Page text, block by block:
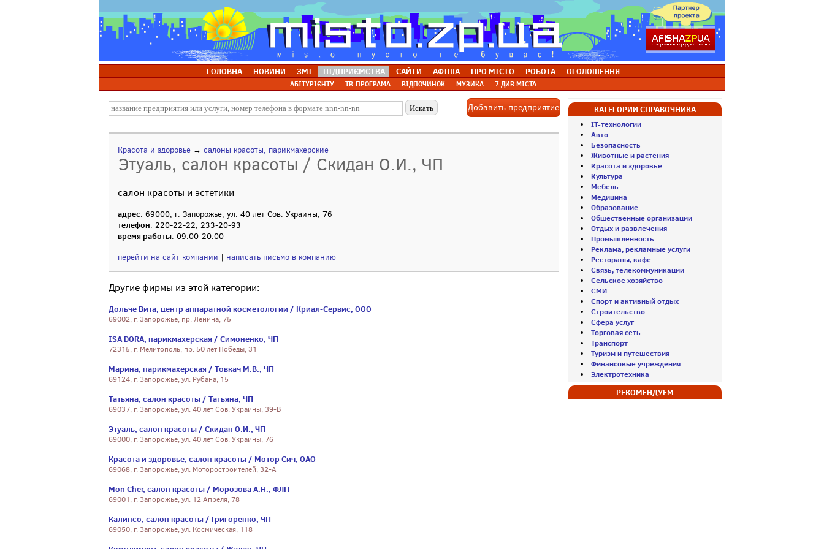
ГОЛОВНА НОВИНИ ЗМІ ПІДПРИЄМСТВА САЙТИ АФІША ПРО МІСТО РОБОТА ОГОЛОШЕННЯ
АБІТУРІЄНТУ ТВ-ПРОГРАМА ВІДПОЧИНОК МУЗИКА 7 ДИВ МІСТА
Добавить предприятие
Красота и здоровье → салоны красоты, парикмахерские
Этуаль, салон красоты / Скидан О.И., ЧП
салон красоты и эстетики
адрес: 69000, г. Запорожье, ул. 40 лет Сов. Украины, 76
телефон: 220-22-22, 233-20-93
время работы: 09:00-20:00
перейти на сайт компании | написать письмо в компанию
Другие фирмы из этой категории:
Дольче Вита, центр аппаратной косметологии / Криал-Сервис, ООО
69002, г. Запорожье, пр. Ленина, 75
ISA DORA, парикмахерская / Симоненко, ЧП
72315, г. Мелитополь, пр. 50 лет Победы, 31
Марина, парикмахерская / Товкач М.В., ЧП
69124, г. Запорожье, ул. Рубана, 15
Татьяна, салон красоты / Татьяна, ЧП
69037, г. Запорожье, ул. 40 лет Сов. Украины, 39-В
Этуаль, салон красоты / Скидан О.И., ЧП
69000, г. Запорожье, ул. 40 лет Сов. Украины, 76
Красота и здоровье, салон красоты / Мотор Сич, ОАО
69068, г. Запорожье, ул. Моторостроителей, 32-А
Mon Cher, салон красоты / Морозова А.Н., ФЛП
69001, г. Запорожье, ул. 12 Апреля, 78
Калипсо, салон красоты / Григоренко, ЧП
69050, г. Запорожье, ул. Космическая, 118
КАТЕГОРИИ СПРАВОЧНИКА
IT-технологии
Авто
Безопасность
Животные и растения
Красота и здоровье
Культура
Мебель
Медицина
Образование
Общественные организации
Отдых и развлечения
Промышленность
Реклама, рекламные услуги
Рестораны, кафе
Связь, телекоммуникации
Сельское хозяйство
СМИ
Спорт и активный отдых
Строительство
Сфера услуг
Торговая сеть
Транспорт
Туризм и путешествия
Финансовые учреждения
Электротехника
РЕКОМЕНДУЕМ